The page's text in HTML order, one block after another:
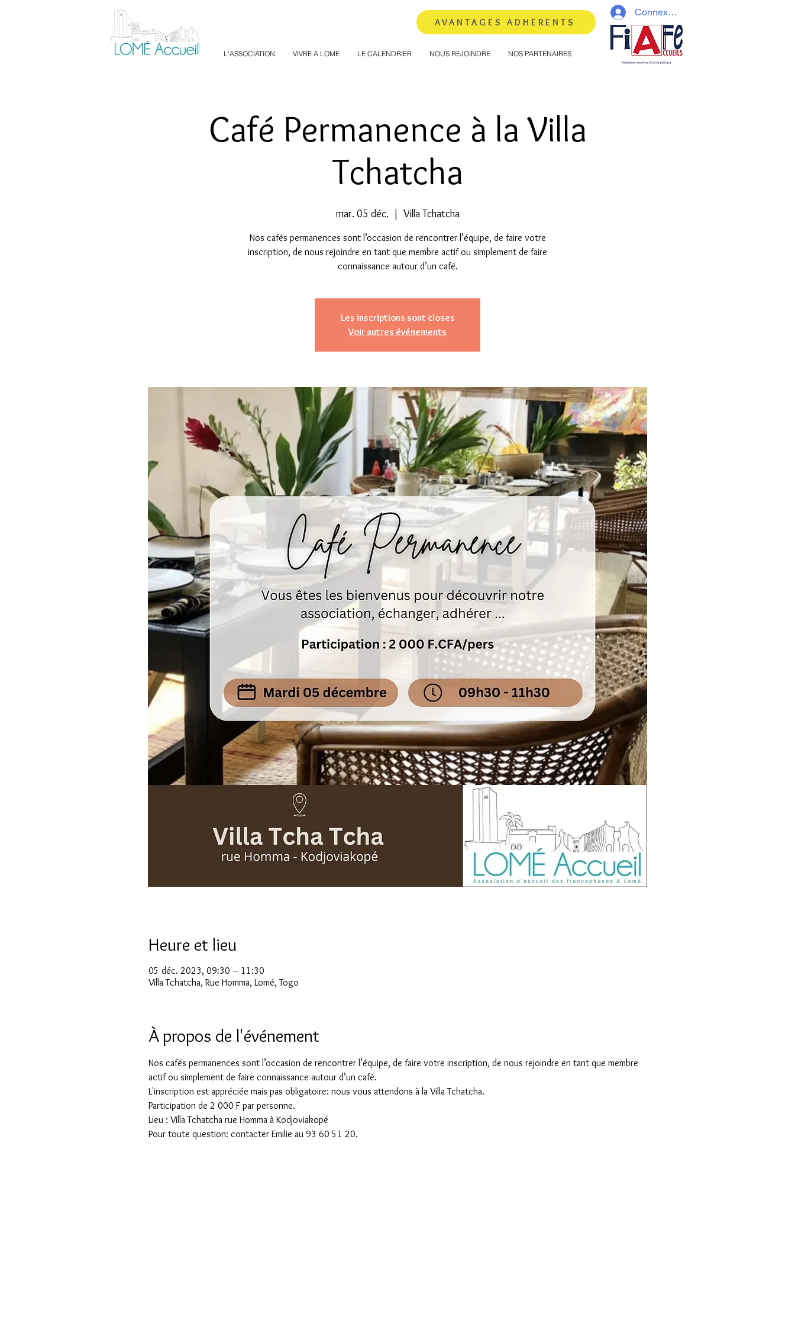
L'ASSOCIATION VIVRE A LOME LE CALENDRIER NOUS REJOINDRE NOS PARTENAIRES
Connexion
AVANTAGES ADHERENTS
Café Permanence à la Villa
Tchatcha
mar. 05 déc.
  |
Villa Tchatcha
Nos cafés permanences sont l’occasion de rencontrer l’équipe, de faire votre
inscription, de nous rejoindre en tant que membre actif ou simplement de faire
connaissance autour d’un café.
Les inscriptions sont closes
Voir autres événements
Heure et lieu
05 déc. 2023, 09:30 – 11:30
Villa Tchatcha, Rue Homma, Lomé, Togo
À propos de l'événement
Nos cafés permanences sont l’occasion de rencontrer l’équipe, de faire votre inscription, de nous rejoindre en tant que membre
actif ou simplement de faire connaissance autour d’un café.
L'inscription est appréciée mais pas obligatoire: nous vous attendons à la Villa Tchatcha.
Participation de 2 000 F par personne.
Lieu : Villa Tchatcha rue Homma à Kodjoviakopé
Pour toute question: contacter Emilie au 93 60 51 20.